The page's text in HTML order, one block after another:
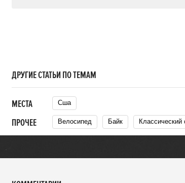
ДРУГИЕ СТАТЬИ ПО ТЕМАМ
МЕСТА Сша
ПРОЧЕЕ Велосипед Байк Классический